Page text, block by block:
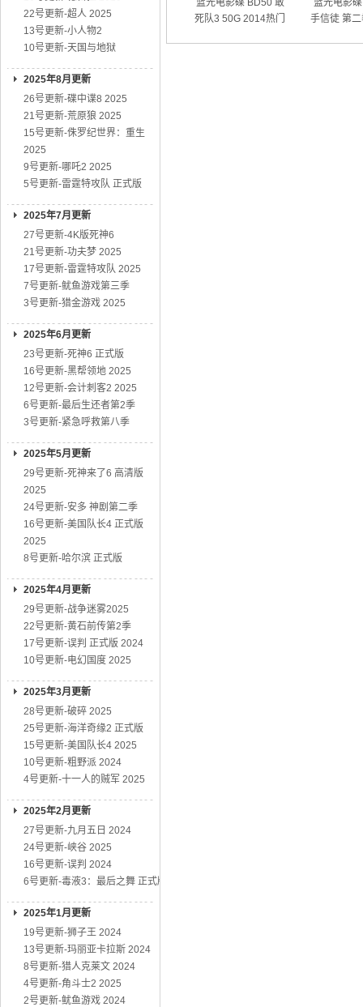
22号更新-超人 2025
13号更新-小人物2
10号更新-天国与地狱
2025年8月更新
26号更新-碟中谍8 2025
21号更新-荒原狼 2025
15号更新-侏罗纪世界：重生
2025
9号更新-哪吒2 2025
5号更新-雷霆特攻队 正式版
2025年7月更新
27号更新-4K版死神6
21号更新-功夫梦 2025
17号更新-雷霆特攻队 2025
7号更新-鱿鱼游戏第三季
3号更新-猎金游戏 2025
2025年6月更新
23号更新-死神6 正式版
16号更新-黑帮领地 2025
12号更新-会计刺客2 2025
6号更新-最后生还者第2季
3号更新-紧急呼救第八季
2025年5月更新
29号更新-死神来了6 高清版
2025
24号更新-安多 神剧第二季
16号更新-美国队长4 正式版
2025
8号更新-哈尔滨 正式版
2025年4月更新
29号更新-战争迷雾2025
22号更新-黄石前传第2季
17号更新-误判 正式版 2024
10号更新-电幻国度 2025
2025年3月更新
28号更新-破碎 2025
25号更新-海洋奇缘2 正式版
15号更新-美国队长4 2025
10号更新-粗野派 2024
4号更新-十一人的贼军 2025
2025年2月更新
27号更新-九月五日 2024
24号更新-峡谷 2025
16号更新-误判 2024
6号更新-毒液3：最后之舞 正式版
2025年1月更新
19号更新-狮子王 2024
13号更新-玛丽亚卡拉斯 2024
8号更新-猎人克莱文 2024
4号更新-角斗士2 2025
2号更新-鱿鱼游戏 2024
蓝光电影碟 BD50 敢
死队3 50G 2014热门
蓝光电影
手信徒 第